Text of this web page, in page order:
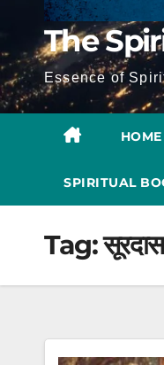
The
Essence of
HOME
SPIRITUAL
Tag: